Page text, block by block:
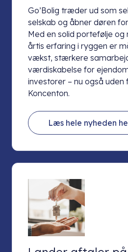
Go’Bolig træder ud som
selskab og åbner døren
Med en solid portefølje
årtis erfaring i ryggen er
vækst, stærkere
værdiskabelse for
investorer – nu også uden
Koncenton.
Læs hele nyheden